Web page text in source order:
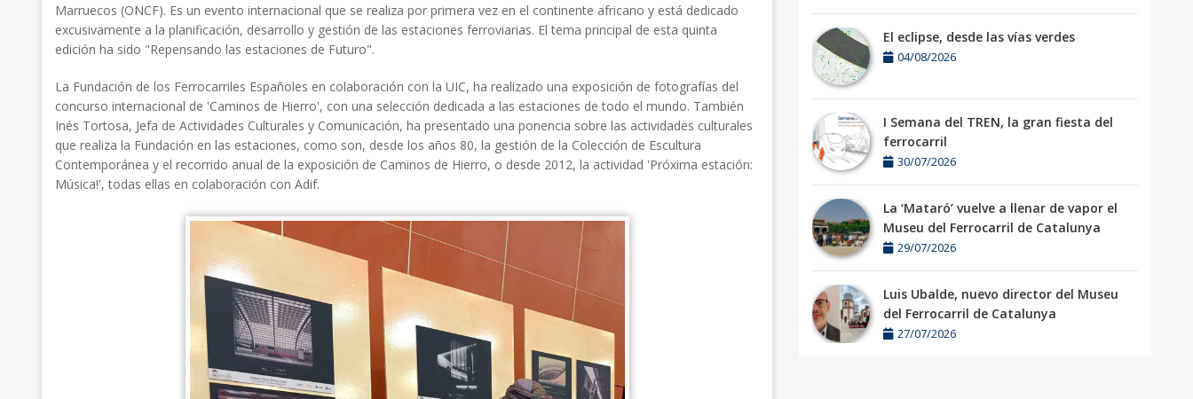
Marruecos (ONCF). Es un evento internacional que se realiza por primera vez en el continente africano y está dedicado
excusivamente a la planificación, desarrollo y gestión de las estaciones ferroviarias. El tema principal de esta quinta
edición ha sido "Repensando las estaciones de Futuro".
La Fundación de los Ferrocarriles Españoles en colaboración con la UIC, ha realizado una exposición de fotografías del
concurso internacional de 'Caminos de Hierro', con una selección dedicada a las estaciones de todo el mundo. También
Inés Tortosa, Jefa de Actividades Culturales y Comunicación, ha presentado una ponencia sobre las actividades culturales
que realiza la Fundación en las estaciones, como son, desde los años 80, la gestión de la Colección de Escultura
Contemporánea y el recorrido anual de la exposición de Caminos de Hierro, o desde 2012, la actividad 'Próxima estación:
Música!', todas ellas en colaboración con Adif.
El eclipse, desde las vías verdes
04/08/2026
I Semana del TREN, la gran fiesta del
ferrocarril
30/07/2026
La ‘Mataró’ vuelve a llenar de vapor el
Museu del Ferrocarril de Catalunya
29/07/2026
Luis Ubalde, nuevo director del Museu
del Ferrocarril de Catalunya
27/07/2026